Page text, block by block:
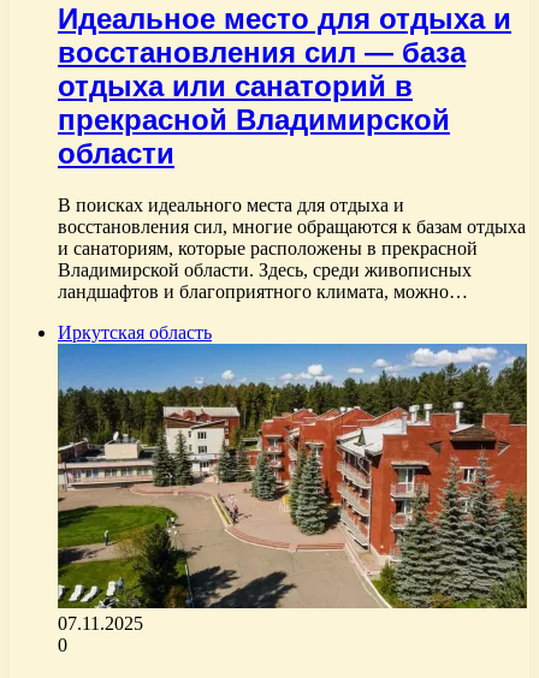
Идеальное место для отдыха и
восстановления сил — база
отдыха или санаторий в
прекрасной Владимирской
области
В поисках идеального места для отдыха и
восстановления сил, многие обращаются к базам отдыха
и санаториям, которые расположены в прекрасной
Владимирской области. Здесь, среди живописных
ландшафтов и благоприятного климата, можно…
Иркутская область
07.11.2025
0